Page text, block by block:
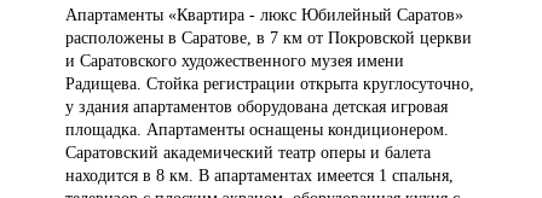
Апартаменты «Квартира- люкс Юбилейный Саратов»
расположены в Саратове, в 7 км от Покровской церкви
и Саратовского художественного музея имени
Радищева. Стойка регистрации открыта круглосуточно,
у здания апартаментов оборудована детская игровая
площадка. Апартаменты оснащены кондиционером.
Саратовский академический театр оперы и балета
находится в 8 км. В апартаментах имеется 1 спальня,